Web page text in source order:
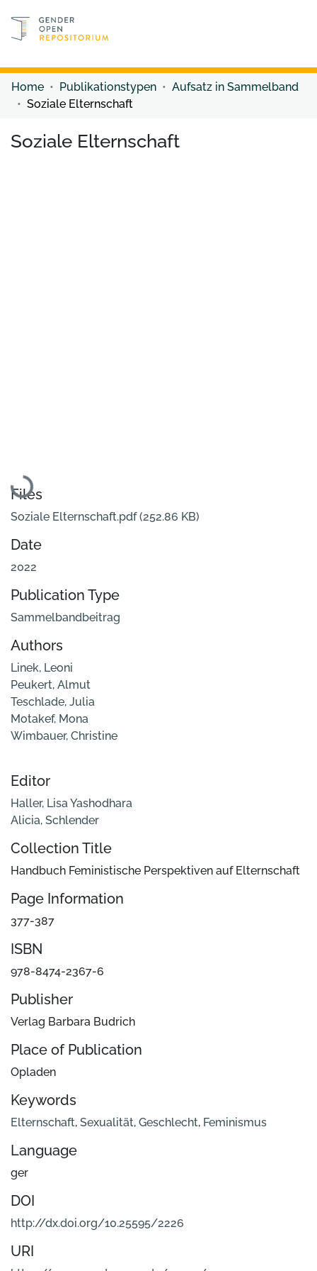
Discover content
Home Publikationstypen
Aufsatz in Sammelband
Soziale Elternschaft
Soziale Elternschaft
Loading...
Files
Soziale Elternschaft.pdf(252.86 KB)
Date
2022
Publication Type
Sammelbandbeitrag
Authors
Linek, Leoni
Peukert, Almut
Teschlade, Julia
Motakef, Mona
Wimbauer, Christine
Editor
Haller, Lisa Yashodhara
Alicia, Schlender
Collection Title
Handbuch Feministische Perspektiven auf Elternschaft
Page Information
377-387
ISBN
978-8474-2367-6
Publisher
Verlag Barbara Budrich
Place of Publication
Opladen
Keywords
Elternschaft, Sexualität, Geschlecht, Feminismus
Language
ger
DOI
http://dx.doi.org/10.25595/2226
URI